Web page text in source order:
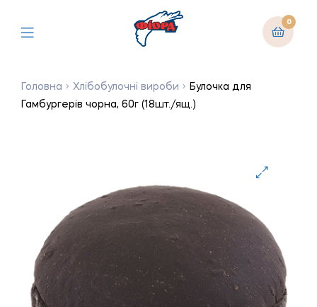
0
Головна Хлібобулочні вироби
Булочка для
Гамбургерів чорна, 60г (18шт./ящ.)